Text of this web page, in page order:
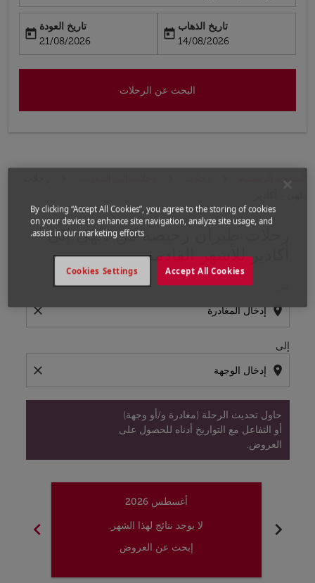
تاريخ الذهاب
fc-booking-departure-date-aria-label
14/08/2026
today
تاريخ العودة
fc-booking-return-date-aria-label
21/08/2026
today
البحث عن الرحلات
الصفحة الرئيسية
رحلات طيران رخيصة من دلهي إلى
أكادير للأشهر القادمة
location_on
close
إلى
location_on
close
حاول تحديث الرحلة (مغادرة و/أو وجهة)
أو التفاعل مع التواريخ أدناه للحصول على
العروض.
حاول تحديث الرحلة (مغادرة و/أو وجهة) أو التفاعل مع
chevron_left
أغسطس 2026
لا يوجد نتائج لهذا الشهر.
إبحث عن العروض
chevron_right
By clicking “Accept All Cookies”, you agree to the storing of cookies
on your device to enhance site navigation, analyze site usage, and
assist in our marketing efforts.
Accept All Cookies
Cookies Settings